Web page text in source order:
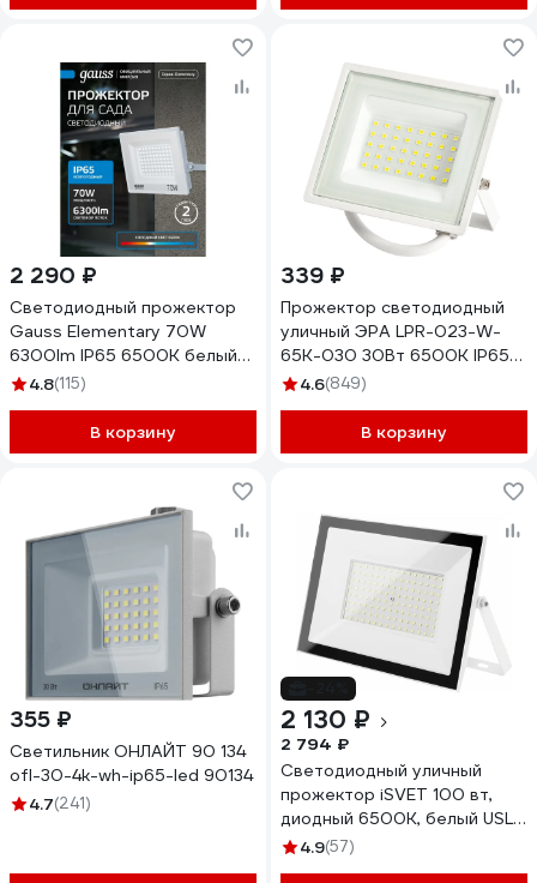
2 290 ₽
Светодиодный прожектор
Gauss Elementary 70W
6300lm IP65 6500К белый
613120370
4.8(115)
В корзину
339 ₽
Прожектор светодиодный
уличный ЭРА LPR-023-W-
65K-030 30Вт 6500K IP65
белый Б0054641
4.6(849)
В корзину
355 ₽
Светильник ОНЛАЙТ 90 134
ofl-30-4k-wh-ip65-led 90134
4.7(241)
2 130 ₽
2 794 ₽
Светодиодный уличный
прожектор iSVET 100 вт,
диодный 6500К, белый USL-
105-6-6
4.9(57)